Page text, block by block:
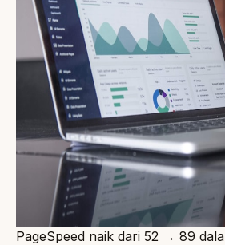
PageSpeed naik dari 52 → 89